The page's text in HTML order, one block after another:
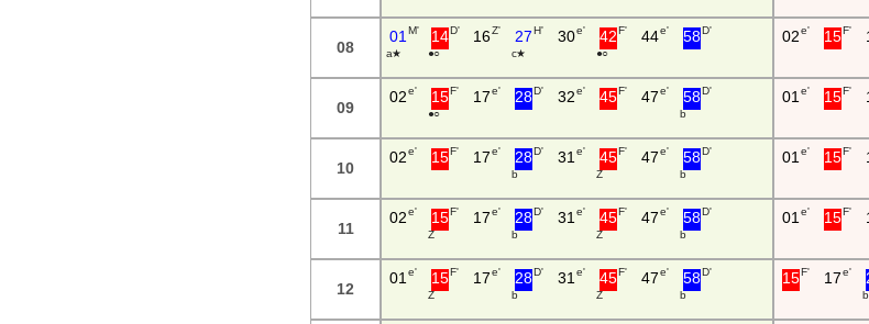
08
01 M'
a ★
14D'
● ○
16Z' 27 H'
c ★
30e' 42F'
● ○
44e' 58D' 02e' 15F'
09
02e' 15F'
● ○
17 e' 28D' 32e' 45F' 47e' 58D'
b
01 e' 15F'
10
02e' 15F' 17 e' 28D'
b
31 e' 45F'
Z
47e' 58D'
b
01 e' 15F'
11
02e' 15F'
Z
17 e' 28D'
b
31 e' 45F'
Z
47e' 58D'
b
01 e' 15F'
12
01 e' 15F'
Z
17 e' 28D'
b
31 e' 45F'
Z
47e' 58D'
b
15F' 17e'
b